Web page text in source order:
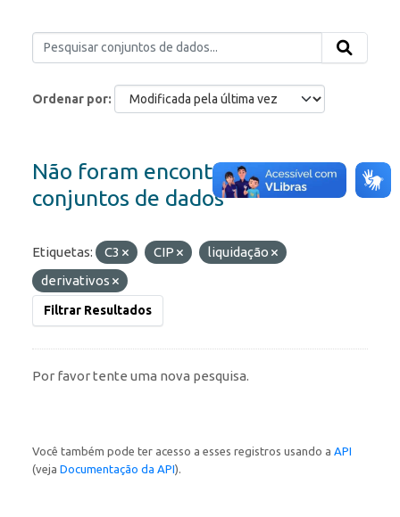
Ordenar por
Não foram encontrados
conjuntos de dados
Etiquetas: C3 CIP
liquidação
derivativos
Filtrar Resultados
Por favor tente uma nova pesquisa.
Você também pode ter acesso a esses registros usando a API
(veja Documentação da API).